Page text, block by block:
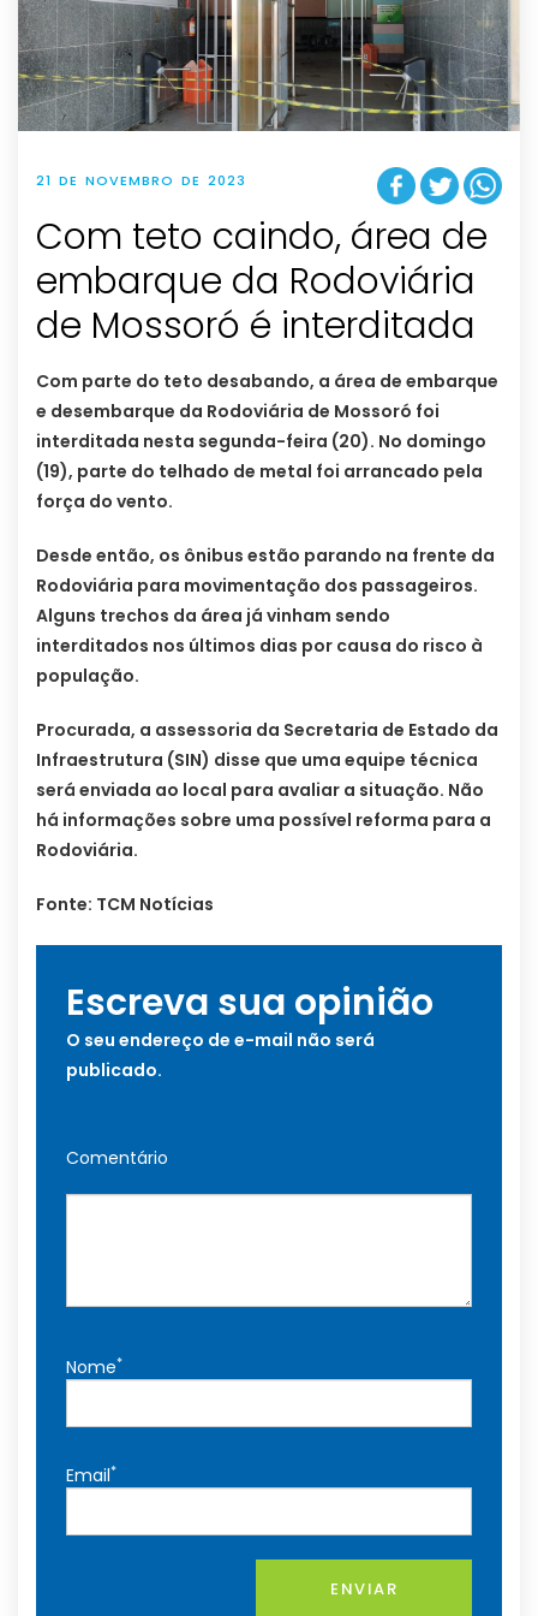
21 DE NOVEMBRO DE 2023
Com teto caindo, área de
embarque da Rodoviária
de Mossoró é interditada
Com parte do teto desabando, a área de embarque
e desembarque da Rodoviária de Mossoró foi
interditada nesta segunda-feira (20). No domingo
(19), parte do telhado de metal foi arrancado pela
força do vento.
Desde então, os ônibus estão parando na frente da
Rodoviária para movimentação dos passageiros.
Alguns trechos da área já vinham sendo
interditados nos últimos dias por causa do risco à
população.
Procurada, a assessoria da Secretaria de Estado da
Infraestrutura (SIN) disse que uma equipe técnica
será enviada ao local para avaliar a situação. Não
há informações sobre uma possível reforma para a
Rodoviária.
Fonte: TCM Notícias
Escreva sua opinião
O seu endereço de e-mail não será
publicado.
Comentário
Nome*
Email*
ENVIAR